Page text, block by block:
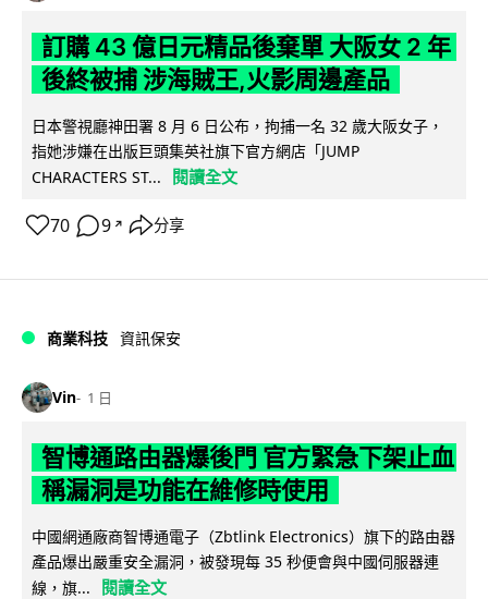
訂購 43 億日元精品後棄單 大阪女 2 年
後終被捕 涉海賊王,火影周邊產品
日本警視廳神田署 8 月 6 日公布，拘捕一名 32 歲大阪女子，
指她涉嫌在出版巨頭集英社旗下官方網店「JUMP
CHARACTERS ST...
閱讀全文
70 9 ↗ 分享
商業科技 資訊保安
Vin 1 日
智博通路由器爆後門 官方緊急下架止血
稱漏洞是功能在維修時使用
中國網通廠商智博通電子（Zbtlink Electronics）旗下的路由器
產品爆出嚴重安全漏洞，被發現每 35 秒便會與中國伺服器連
線，旗...
閱讀全文